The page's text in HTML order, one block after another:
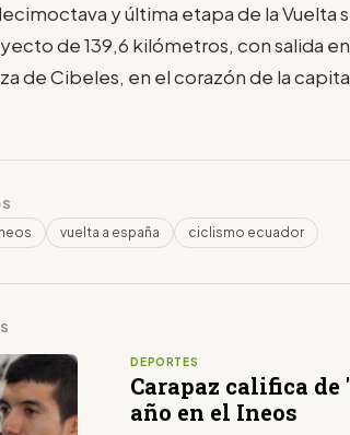
y última etapa de la Vuelta
de 139,6 kilómetros, con salida
de Cibeles, en el corazón de la
vuelta a españa ciclismo ecuador
DEPORTES
Carapaz califica
año en el Ineos